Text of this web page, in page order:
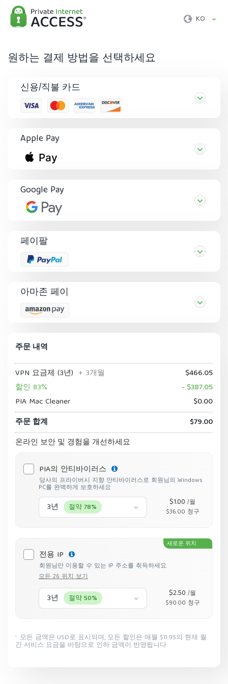
KO
원하는 결제 방법을 선택하세요
신용/직불 카드
Apple Pay
Google Pay
페이팔
아마존 페이
주문 내역
VPN 요금제 (3년) + 3개월
$466.05
할인 83%
- $387.05
PIA Mac Cleaner
$0.00
주문 합계
$79.00
온라인 보안 및 경험을 개선하세요
PIA의 안티바이러스
당사의 프라이버시 지향 안티바이러스로 회원님의 Windows
PC를 완벽하게 보호하세요
3년 절약 78% $1.00/월
$36.00 청구
새로운 위치
전용 IP
회원님만 이용할 수 있는 IP 주소를 취득하세요.
모든 26 위치 보기
3년 절약 50% $2.50/월
$90.00 청구
1 모든 금액은 USD로 표시되며, 모든 할인은 매월 $11.95의 현재 월
간 서비스 요금을 바탕으로 인하 금액이 반영됩니다.